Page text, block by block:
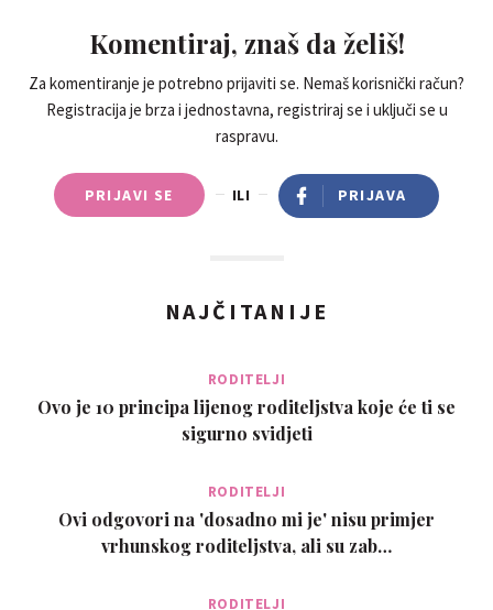
Komentiraj, znaš da želiš!
Za komentiranje je potrebno prijaviti se. Nemaš korisnički račun?
Registracija je brza i jednostavna, registriraj se i uključi se u
raspravu.
PRIJAVI SE ILI PRIJAVA
NAJČITANIJE
RODITELJI
Ovo je 10 principa lijenog roditeljstva koje će ti se
sigurno svidjeti
RODITELJI
Ovi odgovori na 'dosadno mi je' nisu primjer
vrhunskog roditeljstva, ali su zab…
RODITELJI